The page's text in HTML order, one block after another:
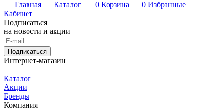
Главная
Каталог 0 Корзина 0 Избранные
Кабинет
Подписаться
на новости и акции
Подписаться
Интернет-магазин
Каталог
Акции
Бренды
Компания